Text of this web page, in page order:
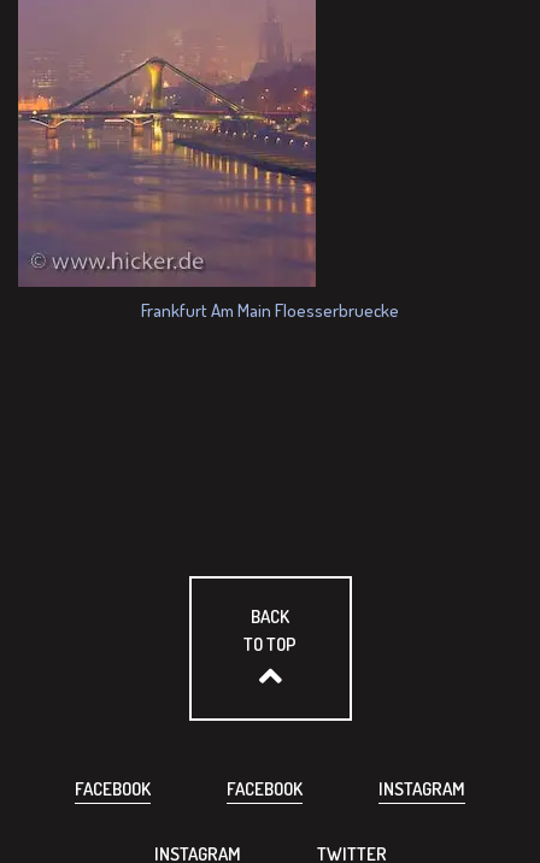
Frankfurt Am Main Floesserbruecke
BACK
TO TOP
FACEBOOK FACEBOOK INSTAGRAM
INSTAGRAM TWITTER